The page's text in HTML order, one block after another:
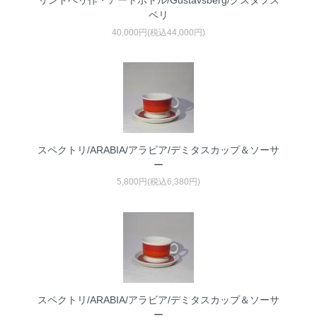
ベリ
40,000円(税込44,000円)
スペクトリ/ARABIA/アラビア/デミタスカップ＆ソーサ
ー
5,800円(税込6,380円)
スペクトリ/ARABIA/アラビア/デミタスカップ＆ソーサ
ー